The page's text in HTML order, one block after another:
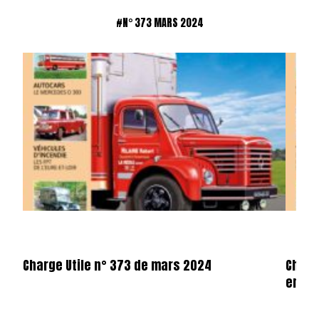
#N° 373 MARS 2024
Charge Utile n° 373 de mars 2024
en